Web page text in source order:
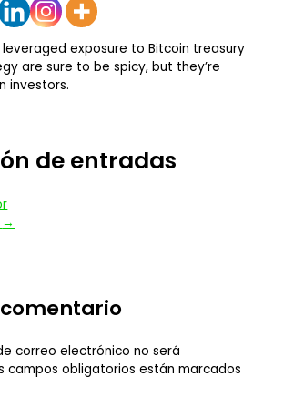
leveraged exposure to Bitcoin treasury
are sure to be spicy, but they’re
investors.
de entradas
→
correo electrónico no será
campos obligatorios están marcados